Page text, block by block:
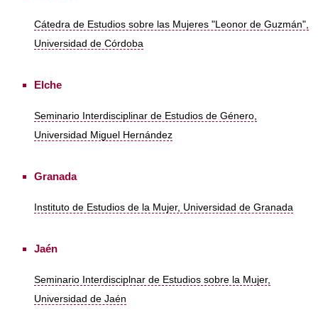
Cátedra de Estudios sobre las Mujeres "Leonor de Guzmán",
Universidad de Córdoba
Elche
Seminario Interdisciplinar de Estudios de Género,
Universidad Miguel Hernández
Granada
Instituto de Estudios de la Mujer, Universidad de Granada
Jaén
Seminario Interdisciplnar de Estudios sobre la Mujer,
Universidad de Jaén